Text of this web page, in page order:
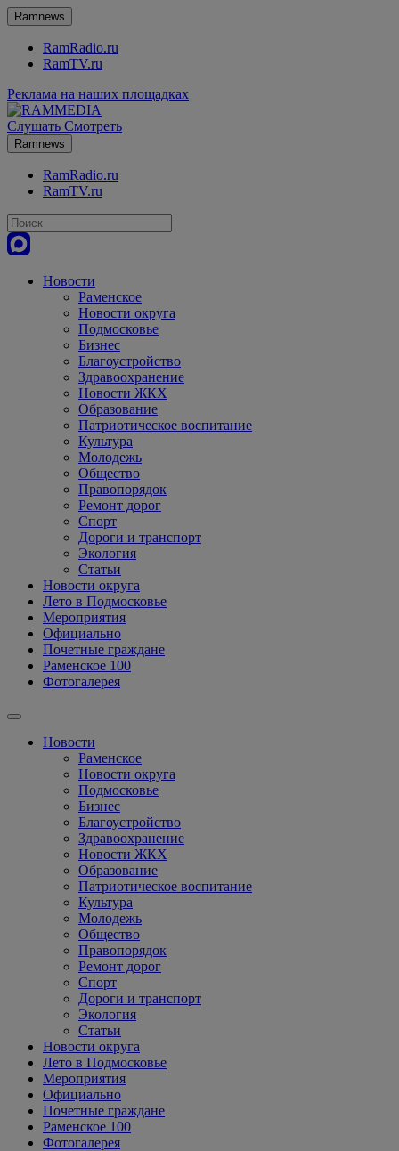
Ramnews
RamRadio.ru
RamTV.ru
Реклама на наших площадках
Слушать Смотреть
Ramnews
RamRadio.ru
RamTV.ru
Новости
Раменское
Новости округа
Подмосковье
Бизнес
Благоустройство
Здравоохранение
Новости ЖКХ
Образование
Патриотическое воспитание
Культура
Молодежь
Общество
Правопорядок
Ремонт дорог
Спорт
Дороги и транспорт
Экология
Статьи
Новости округа
Лето в Подмосковье
Мероприятия
Официально
Почетные граждане
Раменское 100
Фотогалерея
Новости
Раменское
Новости округа
Подмосковье
Бизнес
Благоустройство
Здравоохранение
Новости ЖКХ
Образование
Патриотическое воспитание
Культура
Молодежь
Общество
Правопорядок
Ремонт дорог
Спорт
Дороги и транспорт
Экология
Статьи
Новости округа
Лето в Подмосковье
Мероприятия
Официально
Почетные граждане
Раменское 100
Фотогалерея